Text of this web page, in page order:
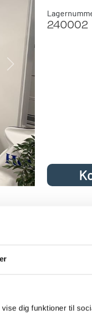
dig funktioner til
Next
240002
hos
bagende & front, nye
og dejligt